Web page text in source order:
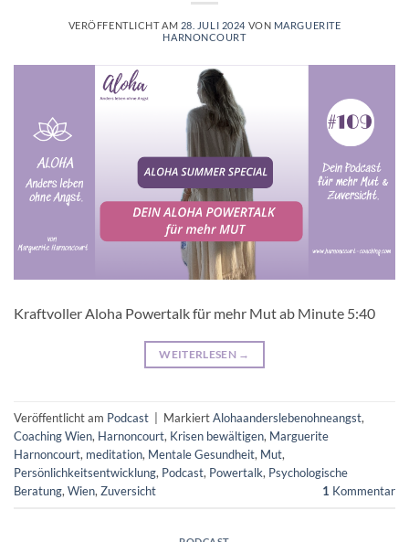
VERÖFFENTLICHT AM 28. JULI 2024 VON MARGUERITE
HARNONCOURT
Kraftvoller Aloha Powertalk für mehr Mut ab Minute 5:40
WEITERLESEN →
Veröffentlicht am Podcast MarkiertAlohaanderslebenohneangst,
Coaching Wien, Harnoncourt, Krisen bewältigen, Marguerite
Harnoncourt, meditation, Mentale Gesundheit, Mut,
Persönlichkeitsentwicklung, Podcast, Powertalk, Psychologische
Beratung, Wien, Zuversicht 1 Kommentar